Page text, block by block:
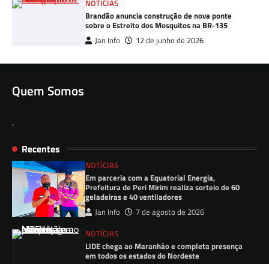
NOTÍCIAS
Brandão anuncia construção de nova ponte
sobre o Estreito dos Mosquitos na BR-135
Jan Info 12 de junho de 2026
Quem Somos
.
Recentes
NOTÍCIAS
Em parceria com a Equatorial Energia,
Prefeitura de Peri Mirim realiza sorteio de 60
geladeiras e 40 ventiladores
Jan Info
7 de agosto de 2026
NOTÍCIAS
LIDE chega ao Maranhão e completa presença
em todos os estados do Nordeste